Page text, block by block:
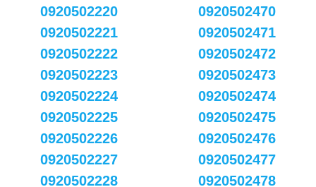
0920502220
0920502221
0920502222
0920502223
0920502224
0920502225
0920502226
0920502227
0920502228
0920502470
0920502471
0920502472
0920502473
0920502474
0920502475
0920502476
0920502477
0920502478